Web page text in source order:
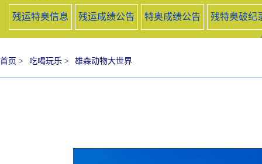
残运特奥信息 残运成绩公告 特奥成绩公告 残特奥破纪
首页 > 吃喝玩乐 > 雄森动物大世界